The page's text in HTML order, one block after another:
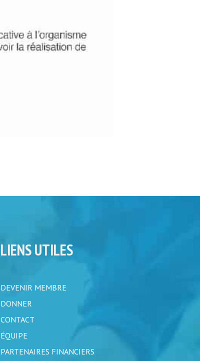
LIENS UTILES
DEVENIR MEMBRE
DONNER
CONTACT
ÉQUIPE
PARTENAIRES FINANCIERS